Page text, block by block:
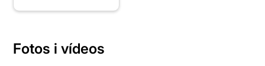
Fotos i vídeos